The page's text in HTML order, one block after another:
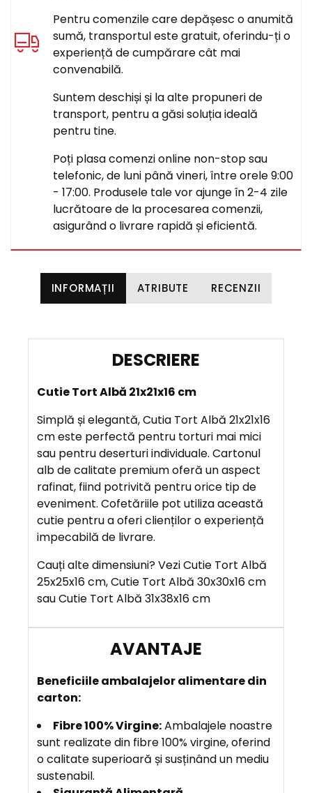
Pentru comenzile care depășesc o anumită
sumă, transportul este gratuit, oferindu-ți o
experiență de cumpărare cât mai
convenabilă.
Suntem deschiși și la alte propuneri de
transport, pentru a găsi soluția ideală
pentru tine.
Poți plasa comenzi online non-stop sau
telefonic, de luni până vineri, între orele 9:00
- 17:00. Produsele tale vor ajunge în 2-4 zile
lucrătoare de la procesarea comenzii,
asigurând o livrare rapidă și eficientă.
INFORMAȚII ATRIBUTE RECENZII
S
C
R
I
E
R
E
V
A
N
A
Cutie Tort Albă 21x21x16 cm
Simplă și elegantă, Cutia Tort Albă 21x21x16
cm este perfectă pentru torturi mai mici
sau pentru deserturi individuale. Cartonul
alb de calitate premium oferă un aspect
rafinat, fiind potrivită pentru orice tip de
eveniment. Cofetăriile pot utiliza această
cutie pentru a oferi clienților o experiență
impecabilă de livrare.
Cauți alte dimensiuni? Vezi Cutie Tort Albă
25x25x16 cm, Cutie Tort Albă 30x30x16 cm
sau Cutie Tort Albă 31x38x16 cm
Beneficiileambalajelor alimentare din
carton:
Fibre 100% Virgine:Ambalajele noastre
sunt realizate din fibre 100% virgine, oferind
o calitate superioară și susținând un mediu
sustenabil.